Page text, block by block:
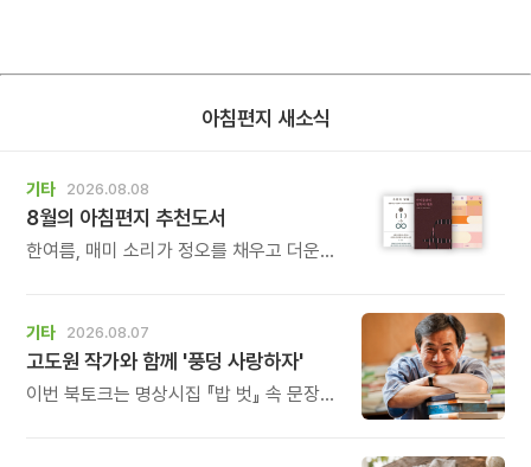
아침편지 새소식
기타 2026.08.08
8월의 아침편지 추천도서
한여름, 매미 소리가 정오를 채우고 더운
기타 2026.08.07
고도원 작가와 함께 '풍덩 사랑하자'
이번 북토크는 명상시집 『밥 벗』 속 문장을